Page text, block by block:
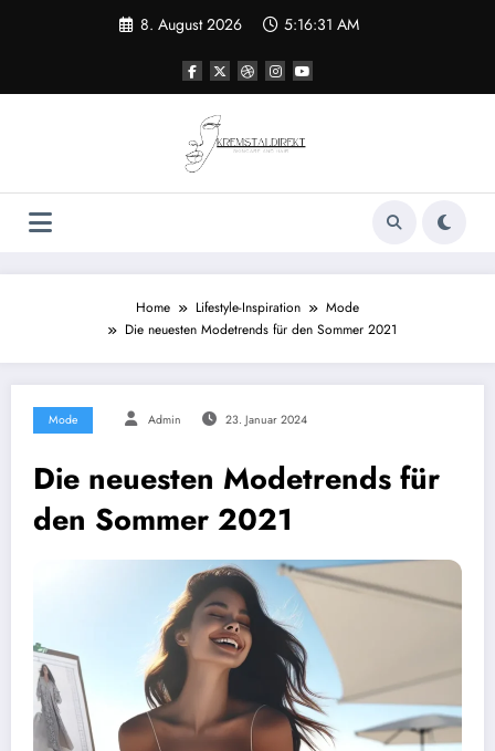
8. August 2026 5:16:32 AM
Home Lifestyle-Inspiration
Mode
Die neuesten Modetrends für den Sommer 2021
Mode Admin 23. Januar 2024
Die neuesten Modetrends für
den Sommer 2021